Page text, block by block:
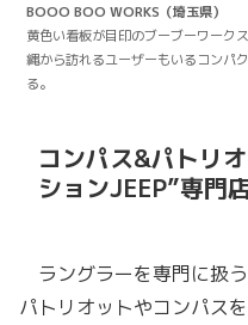
BOOO BOO WORKS（埼玉県）
黄色い看板が目印のブーブーワーク
縄から訪れるユーザーもいるコンパ
る。
コンパス&パトリ
ションJEEP”専門
ラングラーを専門に扱
パトリオットやコンパス